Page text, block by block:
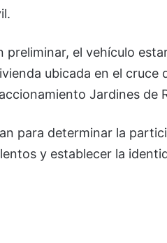
el vehículo
ubicada en el cruce
Jardines de
para determinar la
y establecer la